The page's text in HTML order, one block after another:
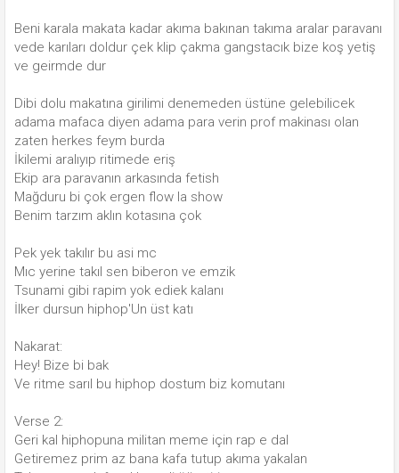
Beni karala makata kadar akıma bakınan takıma aralar paravanı
vede karıları doldur çek klip çakma gangstacık bize koş yetiş
ve geirmde dur
Dibi dolu makatına girilimi denemeden üstüne gelebilicek
adama mafaca diyen adama para verin prof makinası olan
zaten herkes feym burda
İkilemi aralıyıp ritimede eriş
Ekip ara paravanın arkasında fetish
Mağduru bi çok ergen flow la show
Benim tarzım aklın kotasına çok
Pek yek takılır bu asi mc
Mıc yerine takıl sen biberon ve emzik
Tsunami gibi rapim yok ediek kalanı
İlker dursun hiphop'Un üst katı
Nakarat:
Hey! Bize bi bak
Ve ritme sarıl bu hiphop dostum biz komutanı
Verse 2:
Geri kal hiphopuna militan meme için rap e dal
Getiremez prim az bana kafa tutup akıma yakalan